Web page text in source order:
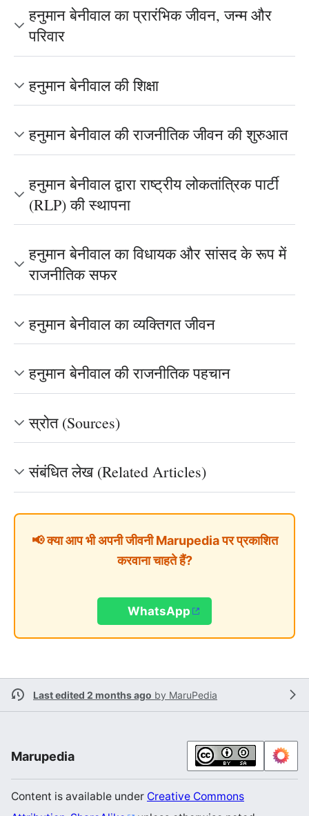
हनुमान बेनीवाल का प्रारंभिक जीवन, जन्म और
परिवार
हनुमान बेनीवाल की शिक्षा
हनुमान बेनीवाल की राजनीतिक जीवन की शुरुआत
हनुमान बेनीवाल द्वारा राष्ट्रीय लोकतांत्रिक पार्टी
(RLP) की स्थापना
हनुमान बेनीवाल का विधायक और सांसद के रूप में
राजनीतिक सफर
हनुमान बेनीवाल का व्यक्तिगत जीवन
हनुमान बेनीवाल की राजनीतिक पहचान
स्रोत (Sources)
संबंधित लेख (Related Articles)
📢 क्या आप भी अपनी जीवनी Marupedia पर प्रकाशित
करवाना चाहते हैं?
WhatsApp
Last edited 2 months ago by MaruPedia
Marupedia
Content is available under Creative Commons